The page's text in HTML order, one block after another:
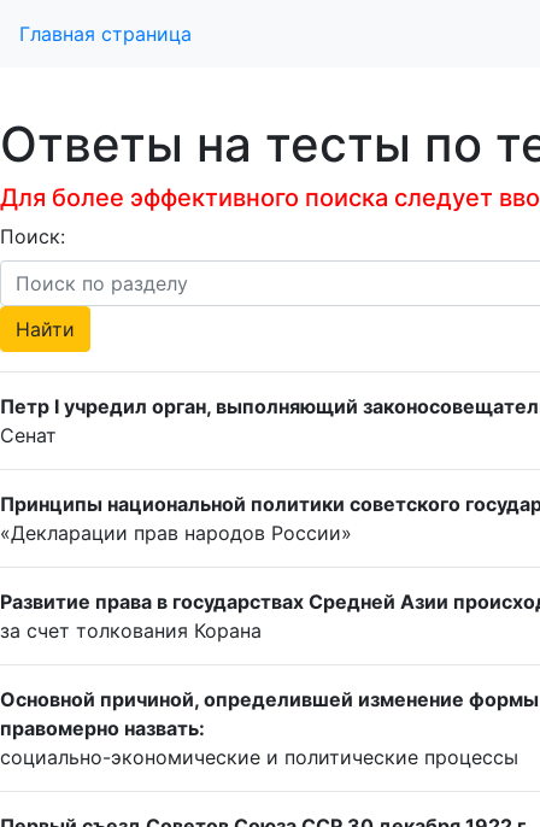
Главная страница
Ответы на тесты по
Для более эффективного поиска следует
Поиск:
Петр I учредил орган, выполняющий
Сенат
Принципы национальной политики советского
«Декларации прав народов России»
Развитие права в государствах Средней Азии
за счет толкования Корана
Основной причиной, определившей изменение формы
правомерно назвать:
социально-экономические и политические процессы